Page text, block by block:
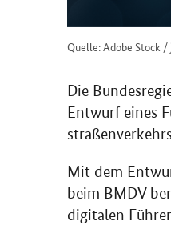
Quelle: Adobe Stock /
Die
Entwurf eines
Mit dem
beim BMDV
digitalen